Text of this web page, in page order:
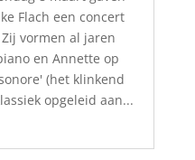
Flach een concert
vormen al jaren
en Annette op
(het klinkend
opgeleid aan...